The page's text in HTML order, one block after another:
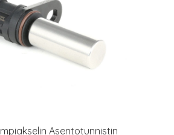
Asentotunnistin